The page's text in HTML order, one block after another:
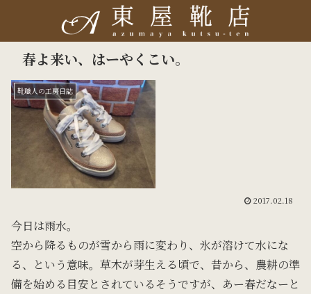
春よ来い、はーやくこい。
靴職人の工房日誌
2017.02.18
今日は雨水。
空から降るものが雪から雨に変わり、氷が溶けて水にな
る、という意味。草木が芽生える頃で、昔から、農耕の準
備を始める目安とされているそうですが、あー春だなーと